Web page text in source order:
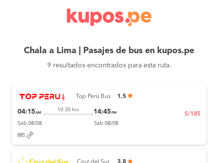
Chala a Lima | Pasajes de bus en kupos.pe
9 resultados encontrados para esta ruta.
Top Perú Bus 1.5
04:15AM
10:30 hrs 14:45 PM
Sab 08/08 Sab 08/08
S/185